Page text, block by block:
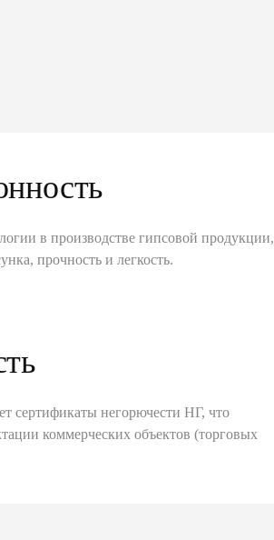
в производстве гипсовой продукции,
прочность и легкость.
сертификаты негорючести НГ, что
коммерческих объектов (торговых